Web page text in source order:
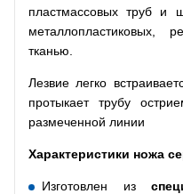
пластмассовых труб и
металлопластиковых,
тканью.
Лезвие легко
протыкает трубу
размеченной линии
Характеристики ножа
Изготовлен из